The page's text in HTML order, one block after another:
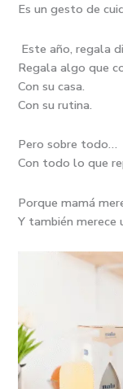
Es un gesto de
Este año, regala
Regala algo que
Con su casa.
Con su rutina.
Pero sobre todo…
Con todo lo que
Porque mamá
Y también merece